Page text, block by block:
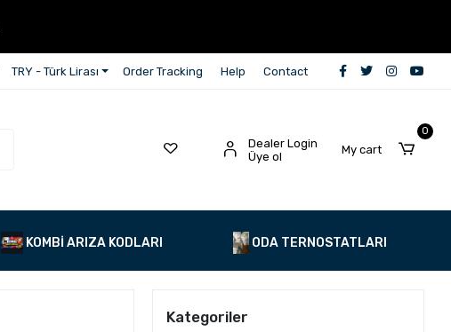
TRY - Türk Lirası Order Tracking Help Contact
Dealer Login
Üye ol
My cart
0
KOMBİ ARIZA KODLARI ODA TERNOSTATLARI
Kategoriler